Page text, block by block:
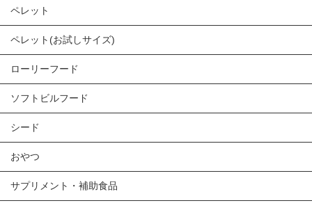
ペレット
ペレット(お試しサイズ)
ローリーフード
ソフトビルフード
シード
おやつ
サプリメント・補助食品